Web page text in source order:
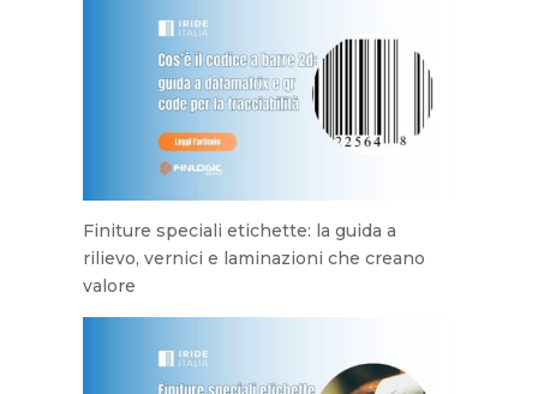
Finiture speciali etichette: la guida a
rilievo, vernici e laminazioni che creano
valore